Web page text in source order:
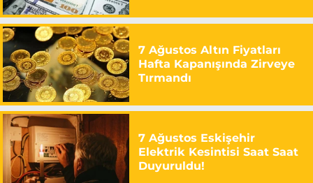
7 Ağustos Altın Fiyatları
Hafta Kapanışında Zirveye
Tırmandı
7 Ağustos Eskişehir
Elektrik Kesintisi Saat Saat
Duyuruldu!